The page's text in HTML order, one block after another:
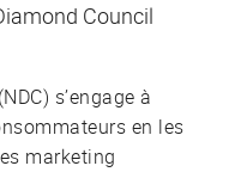
Council
s’engage à
en les
marketing